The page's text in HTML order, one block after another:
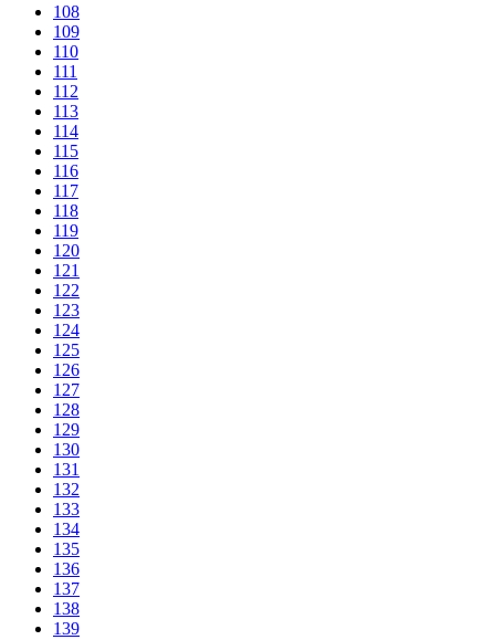
108
109
110
111
112
113
114
115
116
117
118
119
120
121
122
123
124
125
126
127
128
129
130
131
132
133
134
135
136
137
138
139